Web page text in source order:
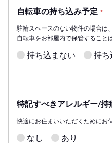
自転車の持ち込み予定 *
駐輪スペースのない物件の場合は
自転車をお部屋内で保管すること
持ち込まない 持ち
特記すべきアレルギー/持
快適にお住まいいただくためにお
なし あり